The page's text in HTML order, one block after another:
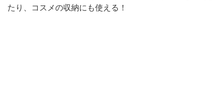
たり、コスメの収納にも使える！